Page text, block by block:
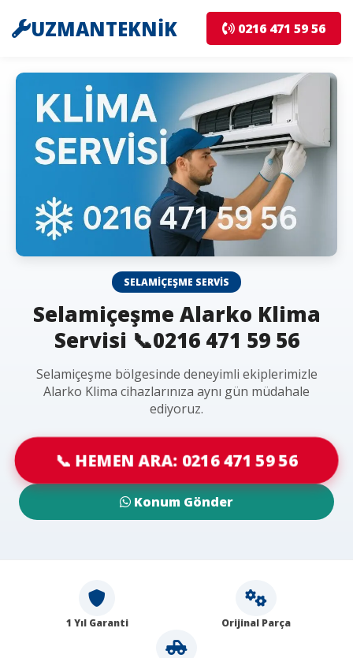
UZMANTEKNİK 0216 471 59 56
SELAMIÇEŞME SERVIS
Selamiçeşme Alarko Klima
Servisi 📞0216 471 59 56
Selamiçeşme bölgesinde deneyimli ekiplerimizle
Alarko Klima cihazlarınıza aynı gün müdahale
ediyoruz.
📞 HEMEN ARA: 0216 471 59 56
Konum Gönder
1 Yıl Garanti Orijinal Parça